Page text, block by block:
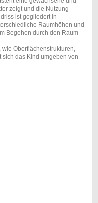
zeigt und die Nutzung
ist gegliedert in
Raumhöhen und
Begehen durch den Raum
Oberflächenstrukturen, -
sich das Kind umgeben von